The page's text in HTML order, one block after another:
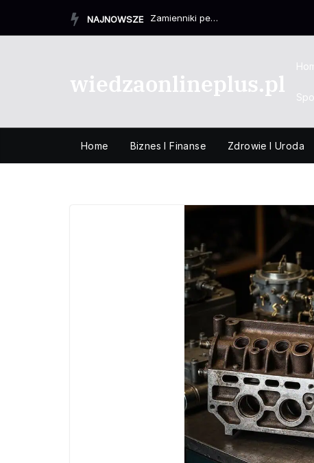
NAJNOWSZE Zamienniki perfum – czy warto je wybierać na co dzień?
wiedzaonlineplus.pl
Home Biznes I Finanse Zdrowie I Uroda